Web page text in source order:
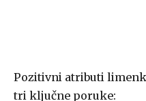
Pozitivni atributi
tri ključne poruke: